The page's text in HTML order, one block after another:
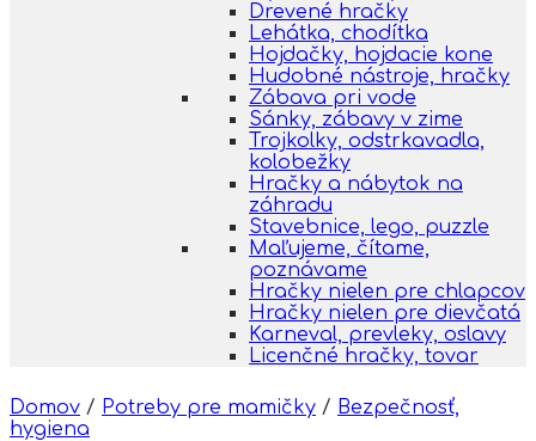
Drevené hračky
Lehátka, chodítka
Hojdačky, hojdacie kone
Hudobné nástroje, hračky
Zábava pri vode
Sánky, zábavy v zime
Trojkolky, odstrkavadla,
kolobežky
Hračky a nábytok na
záhradu
Stavebnice, lego, puzzle
Maľujeme, čítame,
poznávame
Hračky nielen pre chlapcov
Hračky nielen pre dievčatá
Karneval, prevleky, oslavy
Licenčné hračky, tovar
Domov / Potreby pre mamičky / Bezpečnosť,
hygiena